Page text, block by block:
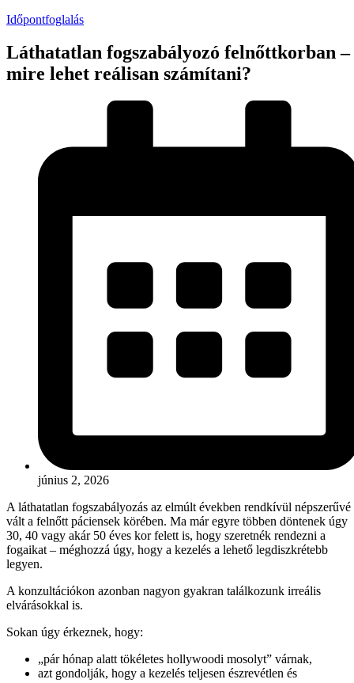
Időpontfoglalás
Láthatatlan fogszabályozó felnőttkorban –
mire lehet reálisan számítani?
június 2, 2026
A láthatatlan fogszabályozás az elmúlt években rendkívül népszerűvé
vált a felnőtt páciensek körében. Ma már egyre többen döntenek úgy
30, 40 vagy akár 50 éves kor felett is, hogy szeretnék rendezni a
fogaikat – méghozzá úgy, hogy a kezelés a lehető legdiszkrétebb
legyen.
A konzultációkon azonban nagyon gyakran találkozunk irreális
elvárásokkal is.
Sokan úgy érkeznek, hogy:
„pár hónap alatt tökéletes hollywoodi mosolyt” várnak,
azt gondolják, hogy a kezelés teljesen észrevétlen és